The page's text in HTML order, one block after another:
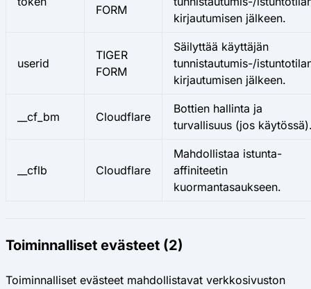
FORM
kirjautumisen jälkeen.
userid
TIGER
FORM
Säilyttää käyttäjän
tunnistautumis-/
kirjautumisen jälkeen.
__cf_bm Cloudflare
Bottien hallinta ja
turvallisuus (jos
__cflb Cloudflare
Mahdollistaa istunta-
affiniteetin
kuormantasaukseen.
Toiminnalliset evästeet (2)
Toiminnalliset evästeet mahdollistavat verkkosivuston